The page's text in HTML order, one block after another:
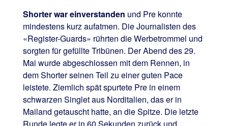
Shorter war einverstanden und Pre konnte
mindestens kurz aufatmen. Die Journalisten des
«Register-Guards» rührten die Werbetrommel und
sorgten für gefüllte Tribünen. Der Abend des 29.
Mai wurde abgeschlossen mit dem Rennen, in
dem Shorter seinen Teil zu einer guten Pace
leistete. Ziemlich spät spurtete Pre in einem
schwarzen Singlet aus Norditalien, das er in
Mailand getauscht hatte, an die Spitze. Die letzte
Runde legte er in 60 Sekunden zurück und